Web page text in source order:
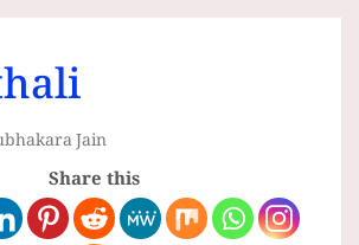
Jain
Share this